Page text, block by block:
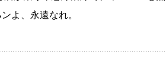
よ、永遠なれ。